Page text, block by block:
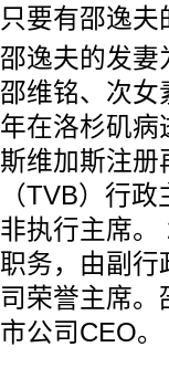
只要有邵逸
邵逸夫的发妻
邵维铭、次女
年在洛杉矶病
斯维加斯注册
（TVB）行
非执行主席。
职务，由副行
司荣誉主席
市公司CEO。